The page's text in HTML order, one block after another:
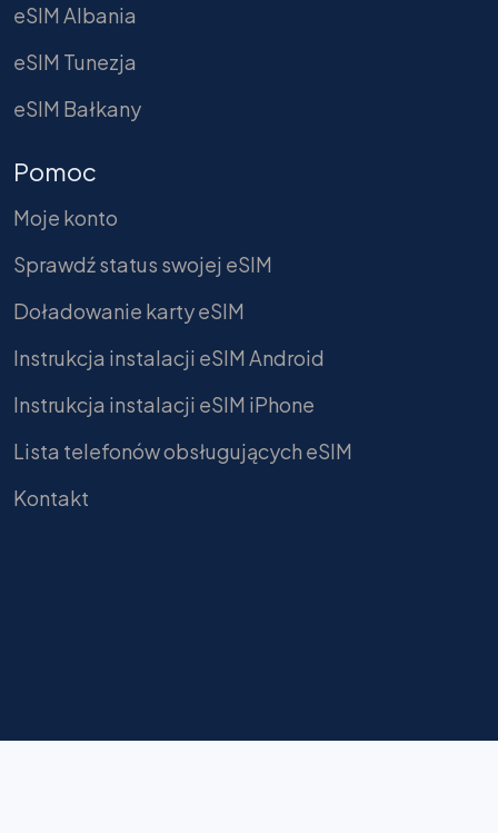
eSIM Albania
eSIM Tunezja
eSIM Bałkany
Pomoc
Moje konto
Sprawdź status swojej eSIM
Doładowanie karty eSIM
Instrukcja instalacji eSIM Android
Instrukcja instalacji eSIM iPhone
Lista telefonów obsługujących eSIM
Kontakt